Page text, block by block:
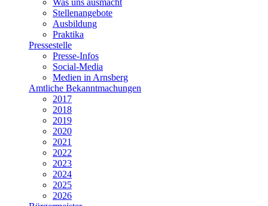
Was uns ausmacht
Stellenangebote
Ausbildung
Praktika
Pressestelle
Presse-Infos
Social-Media
Medien in Arnsberg
Amtliche Bekanntmachungen
2017
2018
2019
2020
2021
2022
2023
2024
2025
2026